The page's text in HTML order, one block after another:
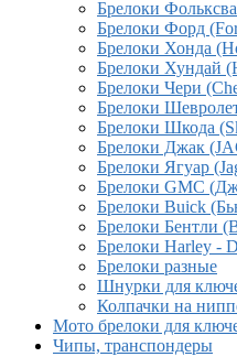
Брелоки
Брелоки Форд
Брелоки Хонда
Брелоки Хундай
Брелоки Чери
Брелоки
Брелоки Шкода
Брелоки Джак
Брелоки Ягуар
Брелоки GMC
Брелоки Buick
Брелоки Бентли
Брелоки Harley -
Брелоки разные
Шнурки для
Колпачки на
Мото брелоки для
Чипы, транспондеры